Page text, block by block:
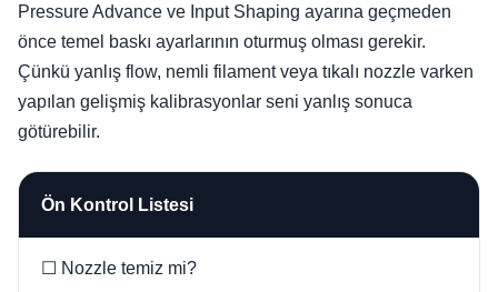
Pressure Advance ve Input Shaping ayarına geçmeden
önce temel baskı ayarlarının oturmuş olması gerekir.
Çünkü yanlış flow, nemli filament veya tıkalı nozzle varken
yapılan gelişmiş kalibrasyonlar seni yanlış sonuca
götürebilir.
Ön Kontrol Listesi
☐ Nozzle temiz mi?